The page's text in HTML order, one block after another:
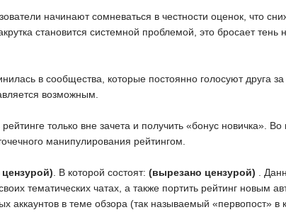
начинают сомневаться в честности оценок, что
становится системной проблемой, это бросает
в сообщества, которые постоянно голосуют друга
возможным.
только вне зачета и получить «бонус новичка».
манипулирования рейтингом.
. В которой состоят:(вырезано цензурой)
.
тематических чатах, а также портить рейтинг новым
аккаунтов в теме обзора (так называемый «первопост» в